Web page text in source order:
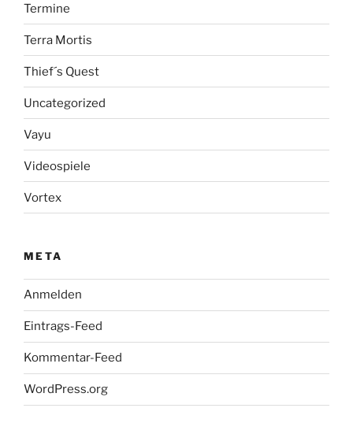
Termine
Terra Mortis
Thief´s Quest
Uncategorized
Vayu
Videospiele
Vortex
META
Anmelden
Eintrags-Feed
Kommentar-Feed
WordPress.org